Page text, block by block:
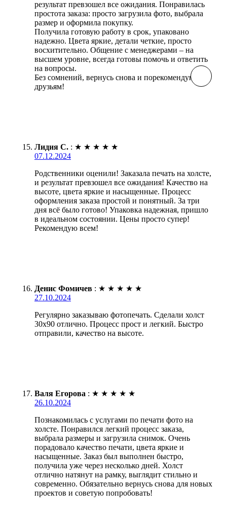
результат превзошел все ожидания. Понравилась
простота заказа: просто загрузила фото, выбрала
размер и оформила покупку.
Получила готовую работу в срок, упаковано
надежно. Цвета яркие, детали четкие, просто
восхитительно. Общение с менеджерами – на
высшем уровне, всегда готовы помочь и ответить
на вопросы.
Без сомнений, вернусь снова и порекомендую
друзьям!
Лидия С. : ★ ★ ★ ★ ★
07.12.2024
Родственники оценили! Заказала печать на холсте,
и результат превзошел все ожидания! Качество на
высоте, цвета яркие и насыщенные. Процесс
оформления заказа простой и понятный. За три
дня всё было готово! Упаковка надежная, пришло
в идеальном состоянии. Цены просто супер!
Рекомендую всем!
Денис Фомичев : ★ ★ ★ ★ ★
27.10.2024
Регулярно заказываю фотопечать. Сделали холст
30х90 отлично. Процесс прост и легкий. Быстро
отправили, качество на высоте.
Валя Егорова : ★ ★ ★ ★ ★
26.10.2024
Познакомилась с услугами по печати фото на
холсте. Понравился легкий процесс заказа,
выбрала размеры и загрузила снимок. Очень
порадовало качество печати, цвета яркие и
насыщенные. Заказ был выполнен быстро,
получила уже через несколько дней. Холст
отлично натянут на рамку, выглядит стильно и
современно. Обязательно вернусь снова для новых
проектов и советую попробовать!